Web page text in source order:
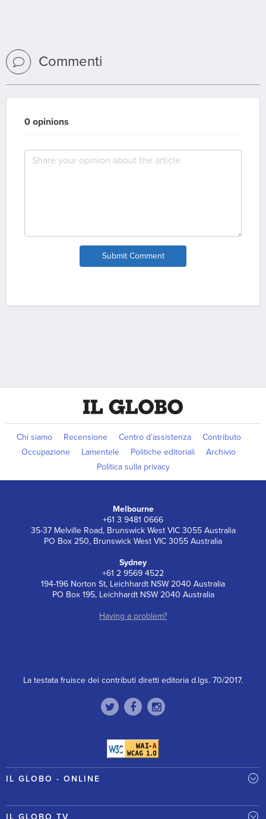
Commenti
0 opinions
Submit Comment
Chi siamo Recensione Centro d’assistenza
Contributo
Occupazione
Lamentele Politiche editoriali
Archivio
Politica sulla privacy
Melbourne
+61 3 9481 0666
35-37 Melville Road, Brunswick West VIC 3055 Australia
PO Box 250, Brunswick West VIC 3055 Australia
Sydney
+61 2 9569 4522
194-196 Norton St, Leichhardt NSW 2040 Australia
PO Box 195, Leichhardt NSW 2040 Australia
Having a problem?
La testata fruisce dei contributi diretti editoria d.lgs. 70/2017.
IL GLOBO - ONLINE
IL GLOBO TV